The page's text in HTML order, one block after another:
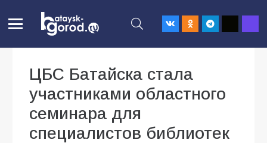
ЦБС Батайска стала
участниками областного
семинара для
специалистов библиотек